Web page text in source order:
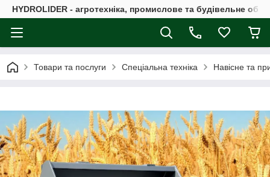
HYDROLIDER - агротехніка, промислове та будівельне
Товари та послуги Спеціальна техніка Навісне та